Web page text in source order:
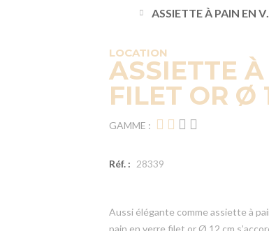
LOCATION
ASSIETTE
FILET OR Ø
GAMME :
Réf. : 28339
Aussi élégante comme assiette à
pain en verre filet or Ø 12 cm